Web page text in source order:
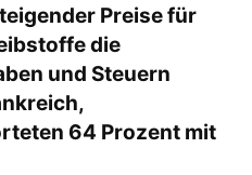
Preise für
die
und Steuern
64 Prozent mit